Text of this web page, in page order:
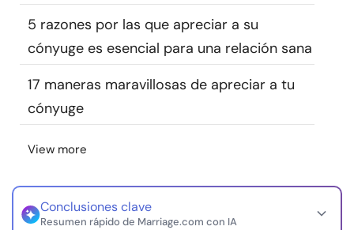
Encuentra un terapeuta
Idioma
Sobre nosotros Contáctanos Escríbenos
Publicidad con
nosotros
5 razones por las que apreciar a su
cónyuge es esencial para una relación sana
17 maneras maravillosas de apreciar a tu
cónyuge
View more
Conclusiones clave
Resumen rápido de Marriage.com con IA